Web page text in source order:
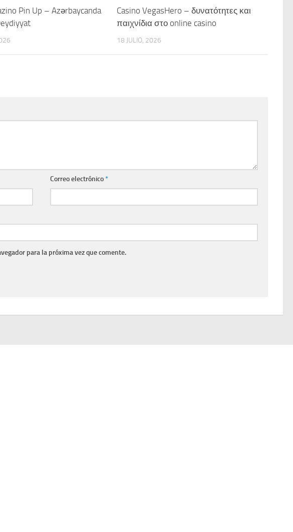
Pin Up – Azərbaycanda
Casino VegasHero – δυνατότητες και
παιχνίδια στο online casino
18 JULIO, 2026
Correo electrónico*
para la próxima vez que comente.